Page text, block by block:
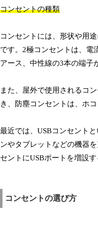
コンセントの種類
コンセントには、形状や用
です。2極コンセントは、電
アース、中性線の3本の端子
また、屋外で使用されるコ
き、防塵コンセントは、ホ
最近では、USBコンセント
ンやタブレットなどの機器
セントにUSBポートを増設す
コンセントの選び方